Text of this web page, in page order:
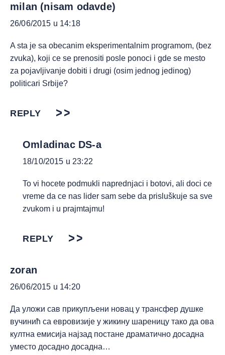
milan (nisam odavde)
26/06/2015 u 14:18
A sta je sa obecanim eksperimentalnim programom, (bez
zvuka), koji ce se prenositi posle ponoci i gde se mesto
za pojavljivanje dobiti i drugi (osim jednog jedinog)
politicari Srbije?
REPLY
Omladinac DS-a
18/10/2015 u 23:22
To vi hocete podmukli naprednjaci i botovi, ali doci ce
vreme da ce nas lider sam sebe da prisluškuje sa sve
zvukom i u prajmtajmu!
REPLY
zoran
26/06/2015 u 14:20
Да уложи сав прикупљени новац у трансфер душке
вучинић са евровизије у жикину шареницу тако да ова
култна емисија најзад постане драматично досадна
уместо досадно досадна…